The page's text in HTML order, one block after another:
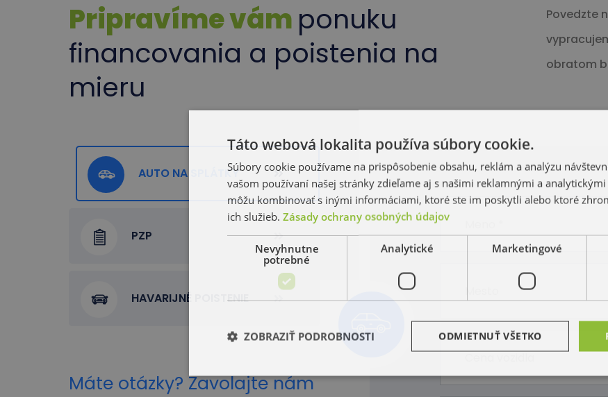
Pripravíme vám ponuku
financovania a poistenia na
mieru
Povedzte
obratom
AUTO NA SPLÁTKY
PZP
HAVARIJNÉ POISTENIE
Máte otázky? Zavolajte nám
Táto webová lokalita používa súbory cookie.
Súbory cookie používame na prispôsobenie obsahu, reklám a analýzu
vašom používaní našej stránky zdieľame aj s našimi reklamnými a
môžu kombinovať s inými informáciami, ktoré ste im poskytli alebo ktoré
ich služieb. Zásady ochrany osobných údajov
Nevyhnutne
potrebné
Analytické Marketingové
ODMIETNUŤ VŠETKO
ZOBRAZIŤ PODROBNOSTI